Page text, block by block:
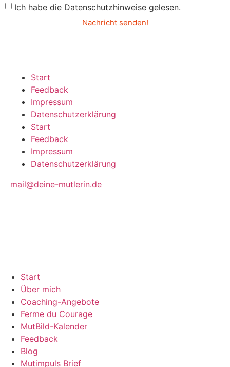
Ich habe die Datenschutzhinweise gelesen.
Nachricht senden!
Start
Feedback
Impressum
Datenschutzerklärung
Start
Feedback
Impressum
Datenschutzerklärung
mail@deine-mutlerin.de
Start
Über mich
Coaching-Angebote
Ferme du Courage
MutBild-Kalender
Feedback
Blog
Mutimpuls Brief